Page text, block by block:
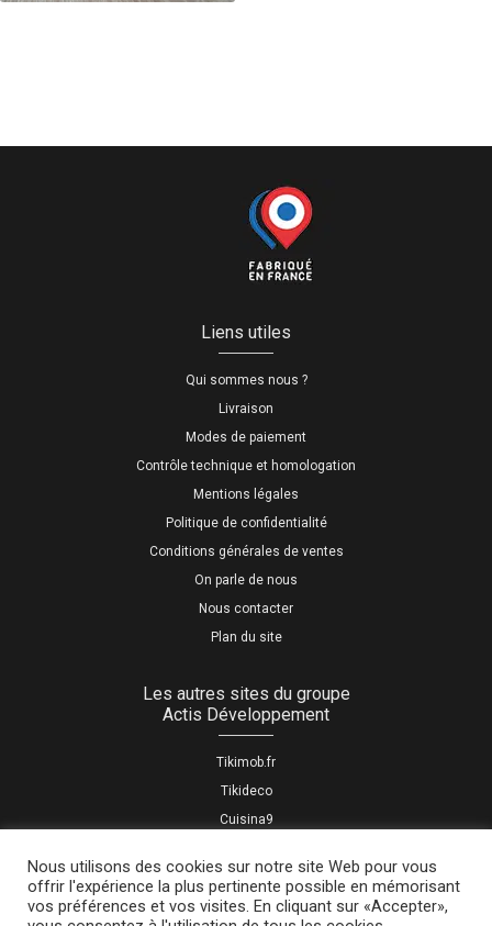
Liens utiles
Qui sommes nous ?
Livraison
Modes de paiement
Contrôle technique et homologation
Mentions légales
Politique de confidentialité
Conditions générales de ventes
On parle de nous
Nous contacter
Plan du site
Les autres sites du groupe
Actis Développement
Tikimob.fr
Tikideco
Cuisina9
Tous droits réservés tikivan.fr
Nous utilisons des cookies sur notre site Web pour vous
offrir l'expérience la plus pertinente possible en mémorisant
vos préférences et vos visites. En cliquant sur «Accepter»,